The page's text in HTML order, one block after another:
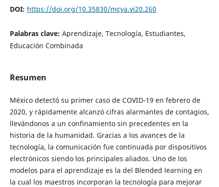
DOI: https://doi.org/10.35830/mcya.vi20.260
Palabras clave: Aprendizaje, Tecnología, Estudiantes,
Educación Combinada
Resumen
México detectó su primer caso de COVID-19 en febrero de
2020, y rápidamente alcanzó cifras alarmantes de contagios,
llevándonos a un confinamiento sin precedentes en la
historia de la humanidad. Gracias a los avances de la
tecnología, la comunicación fue continuada por dispositivos
electrónicos siendo los principales aliados. Uno de los
modelos para el aprendizaje es la del Blended learning en
la cual los maestros incorporan la tecnología para mejorar